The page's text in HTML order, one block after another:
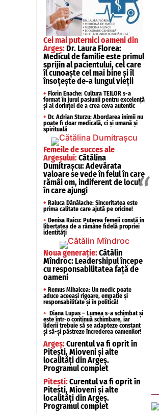
Cei mai puternici oameni din
Argeș:Dr. Laura Florea:
Medicul de familie este primul
sprijin al pacientului, cel care
îl cunoaște cel mai bine și îl
însoțește de-a lungul vieții
+ Florin Enache: Cultura TEILOR s-a
format în jurul pasiunii pentru excelență
și al dorinței de a crea ceva autentic
+ Dr. Adrian Sturzu: Abordarea inimii nu
poate fi doar medicală, ci și umană și
spirituală
Femeile de succes ale
Argeșului:Cătălina
Dumitrașcu: Adevărata
valoare se vede în felul în care
rămâi om, indiferent de locul
în care ajungi
+ Raluca Dănălache: Sinceritatea este
prima calitate care ajută pe oricine!
+ Denisa Raicu: Puterea femeii constă în
libertatea de a rămâne fidelă propriei
identități
Noua generație:Cătălin
Mîndroc: Leadershipul începe
cu responsabilitatea față de
oameni
+ Remus Mihalcea: Un medic poate
aduce aceeași rigoare, empatie și
responsabilitate și în politică!
+ Diana Lupaș – Lumea s-a schimbat și
este într-o continuă schimbare, iar
liderii trebuie să se adapteze constant
și să-și păstreze încrederea oamenilor!
Argeș:Curentul va fi oprit în
Pitești, Mioveni și alte
localități din Argeș.
Programul complet
Pitești:Curentul va fi oprit în
Pitești, Mioveni și alte
localități din Argeș.
Programul complet